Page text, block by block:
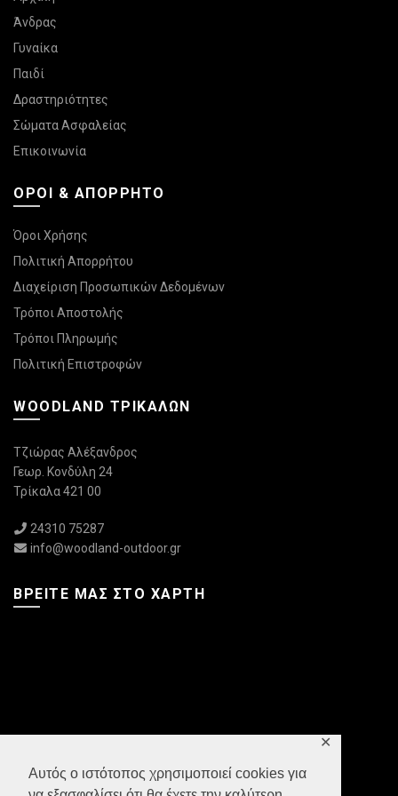
Αυτός ο ιστότοπος χρησιμοποιεί cookies για
✕
Άνδρας
Γυναίκα
Παιδί
Δραστηριότητες
Σώματα Ασφαλείας
Επικοινωνία
ΌΡΟΙ & ΑΠΌΡΡΗΤΟ
Όροι Χρήσης
Πολιτική Απορρήτου
Διαχείριση Προσωπικών Δεδομένων
Τρόποι Αποστολής
Τρόποι Πληρωμής
Πολιτική Επιστροφών
WOODLAND ΤΡΙΚΆΛΩΝ
Τζιώρας Αλέξανδρος
Γεωρ. Κονδύλη 24
Τρίκαλα 421 00
24310 75287
info@woodland-outdoor.gr
ΒΡΕΊΤΕ ΜΑΣ ΣΤΟ ΧΆΡΤΗ